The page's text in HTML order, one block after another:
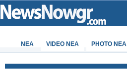
ΝΕΑ VIDEO NEA PHOTO NEA